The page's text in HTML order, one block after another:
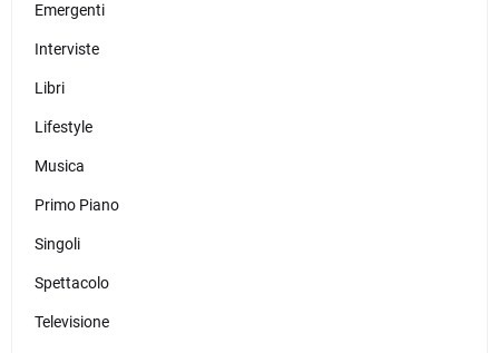
Emergenti
Interviste
Libri
Lifestyle
Musica
Primo Piano
Singoli
Spettacolo
Televisione